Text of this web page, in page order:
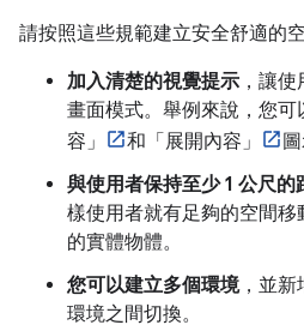
請按照這些規範建立安全舒適的
加入清楚的視覺提示 ，讓
畫面模式。舉例來說，您
容」
和「展開內容」
與使用者保持至少 1 公尺
樣使用者就有足夠的空間
的實體物體。
您可以建立多個環境，並新
環境之間切換。